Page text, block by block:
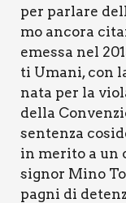
per par­la­re
mo anco­ra
emes­sa nel
ti Uma­ni, con
na­ta per la
del­la
sen­ten­za
in meri­to a un
signor Mino
pa­gni di